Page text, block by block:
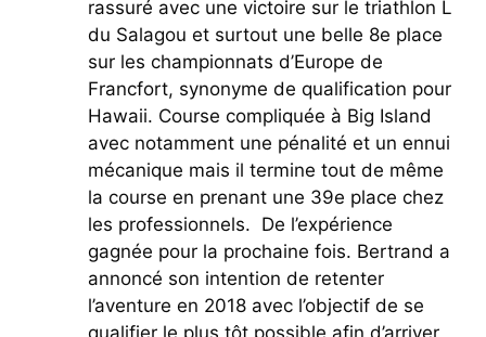
rassuré avec une victoire sur le triathlon L
du Salagou et surtout une belle 8e place
sur les championnats d’Europe de
Francfort, synonyme de qualification pour
Hawaii. Course compliquée à Big Island
avec notamment une pénalité et un ennui
mécanique mais il termine tout de même
la course en prenant une 39e place chez
les professionnels. De l’expérience
gagnée pour la prochaine fois. Bertrand a
annoncé son intention de retenter
l’aventure en 2018 avec l’objectif de se